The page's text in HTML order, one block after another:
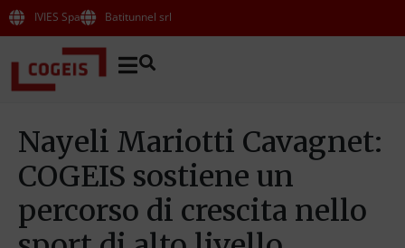
IVIES Spa Batitunnel srl
Nayeli Mariotti Cavagnet:
COGEIS sostiene un
percorso di crescita nello